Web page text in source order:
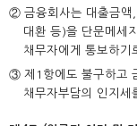
② 금융회사는 대출금액,
대환 등)을 단문메세
채무자에게 통보하기
③ 제1항에도 불구하고
채무자부담의 인지세